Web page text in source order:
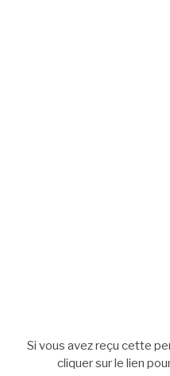
Si vous avez reçu cette
cliquer sur le lien